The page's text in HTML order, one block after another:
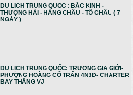
DU LICH TRUNG QUOC : BẮC KINH -
THƯỢNG HẢI - HÀNG CHÂU - TÔ CHÂU ( 7
NGÀY )
DU LỊCH TRUNG QUỐC: TRƯƠNG GIA GIỚI-
PHƯỢNG HOÀNG CỔ TRẤN 4N3Đ- CHARTER
BAY THẲNG VJ